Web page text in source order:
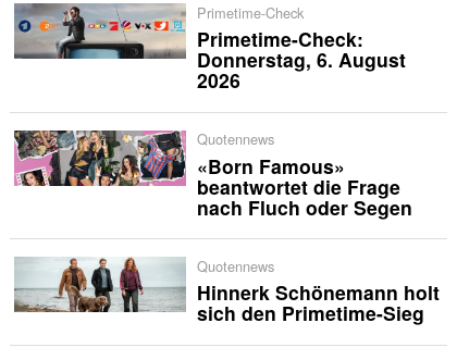
Primetime-Check
Primetime-Check:
Donnerstag, 6. August
2026
Quotennews
«Born Famous»
beantwortet die Frage
nach Fluch oder Segen
Quotennews
Hinnerk Schönemann holt
sich den Primetime-Sieg